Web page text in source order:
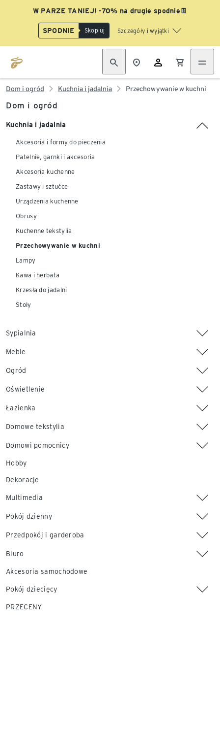
W PARZE TANIEJ! -70% na drugie spodnie👖
SPODNIE Skopiuj Szczegóły i wyjątki
Dom i ogród Kuchnia i jadalnia Przechowywanie w kuchni
Dom i ogród
Kuchnia i jadalnia
Akcesoria i formy do pieczenia
Patelnie, garnki i akcesoria
Akcesoria kuchenne
Zastawy i sztućce
Urządzenia kuchenne
Obrusy
Kuchenne tekstylia
Przechowywanie w kuchni
Lampy
Kawa i herbata
Krzesła do jadalni
Stoły
Sypialnia
Meble
Ogród
Oświetlenie
Łazienka
Domowe tekstylia
Domowi pomocnicy
Hobby
Dekoracje
Multimedia
Pokój dzienny
Przedpokój i garderoba
Biuro
Akcesoria samochodowe
Pokój dziecięcy
PRZECENY